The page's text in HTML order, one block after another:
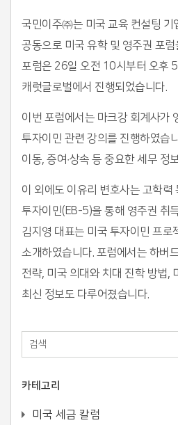
국민이주㈜는 미국 교육 컨설팅 기
공동으로 미국 유학 및 영주권 포
포럼은 26일 오전 10시부터 오후
캐럿글로벌에서 진행되었습니다.
이번 포럼에서는 마크강 회계사가
투자이민 관련 강의를 진행하였습
이동, 증여·상속 등 중요한 세무 정
이 외에도 이유리 변호사는 고학력
투자이민(EB-5)을 통해 영주권 취
김지영 대표는 미국 투자이민 프로
소개하였습니다. 포럼에서는 하버
전략, 미국 의대와 치대 진학 방법,
최신 정보도 다루어졌습니다.
카테고리
미국 세금 칼럼